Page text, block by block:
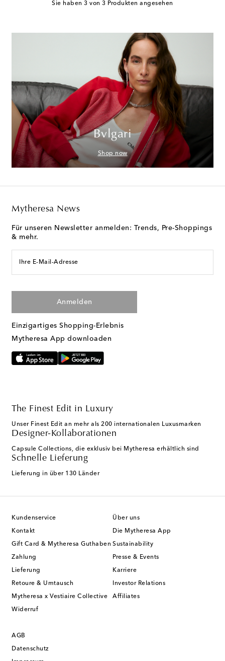
Sie haben 3 von 3 Produkten angesehen
Bvlgari
Shop now
Mytheresa News
Für unseren Newsletter anmelden: Trends, Pre-Shoppings
& mehr.
Ihre E-Mail-Adresse
Anmelden
Einzigartiges Shopping-Erlebnis
Mytheresa App downloaden
The Finest Edit in Luxury
Unser Finest Edit an mehr als 200 internationalen Luxusmarken
Designer-Kollaborationen
Capsule Collections, die exklusiv bei Mytheresa erhältlich sind
Schnelle Lieferung
Lieferung in über 130 Länder
Kundenservice
Kontakt
Gift Card & Mytheresa Guthaben
Zahlung
Lieferung
Retoure & Umtausch
Mytheresa x Vestiaire Collective
Widerruf
Über uns
Die Mytheresa App
Sustainability
Presse & Events
Karriere
Investor Relations
Affiliates
AGB
Datenschutz